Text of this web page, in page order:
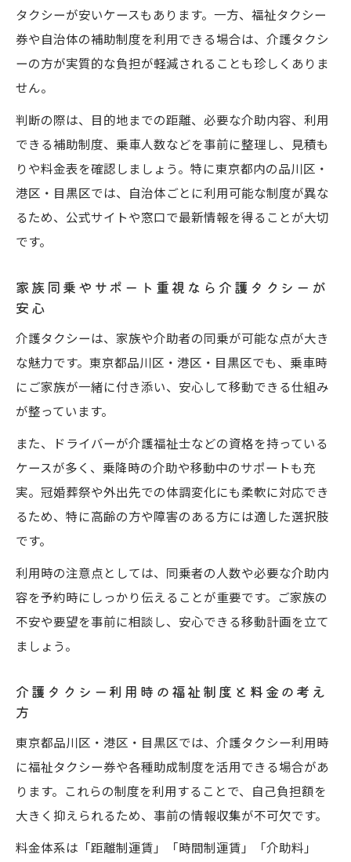
タクシーが安いケースもあります。一方、福祉タクシー
券や自治体の補助制度を利用できる場合は、介護タクシ
ーの方が実質的な負担が軽減されることも珍しくありま
せん。
判断の際は、目的地までの距離、必要な介助内容、利用
できる補助制度、乗車人数などを事前に整理し、見積も
りや料金表を確認しましょう。特に東京都内の品川区・
港区・目黒区では、自治体ごとに利用可能な制度が異な
るため、公式サイトや窓口で最新情報を得ることが大切
です。
家族同乗やサポート重視なら介護タクシーが
安心
介護タクシーは、家族や介助者の同乗が可能な点が大き
な魅力です。東京都品川区・港区・目黒区でも、乗車時
にご家族が一緒に付き添い、安心して移動できる仕組み
が整っています。
また、ドライバーが介護福祉士などの資格を持っている
ケースが多く、乗降時の介助や移動中のサポートも充
実。冠婚葬祭や外出先での体調変化にも柔軟に対応でき
るため、特に高齢の方や障害のある方には適した選択肢
です。
利用時の注意点としては、同乗者の人数や必要な介助内
容を予約時にしっかり伝えることが重要です。ご家族の
不安や要望を事前に相談し、安心できる移動計画を立て
ましょう。
介護タクシー利用時の福祉制度と料金の考え
方
東京都品川区・港区・目黒区では、介護タクシー利用時
に福祉タクシー券や各種助成制度を活用できる場合があ
ります。これらの制度を利用することで、自己負担額を
大きく抑えられるため、事前の情報収集が不可欠です。
料金体系は「距離制運賃」「時間制運賃」「介助料」